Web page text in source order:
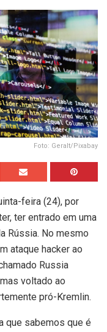
Foto: Geralt/Pixabay
feira (24), por
ter entrado em uma
Rússia. No mesmo
ataque hacker ao
Russia
voltado ao
pró-Kremlin.
que sabemos que é